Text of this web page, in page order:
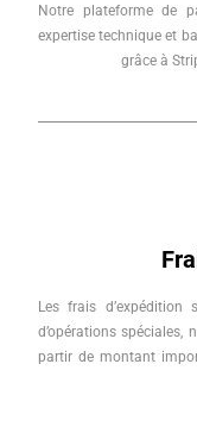
Notre plateforme de
expertise technique et
grâce à
Les frais
d’opérations
partir de montant